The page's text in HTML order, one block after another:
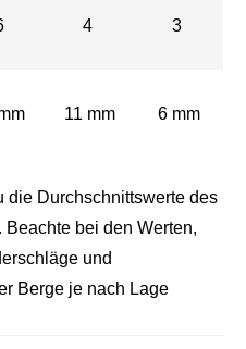
4 3
11 mm 6 mm
die Durchschnittswerte des
bei den Werten,
und
Berge je nach Lage